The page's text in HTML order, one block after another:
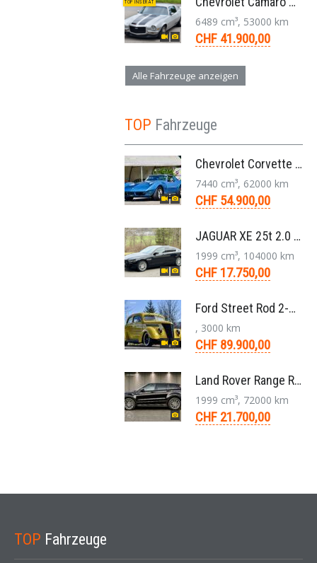
TOP INSERAT
6489 cm³, 53000 km
CHF 41.900,00
Alle Fahrzeuge anzeigen
TOP Fahrzeuge
Chevrolet Corvette Stingray Targa C3 454-V8 4-Gang 1974
7440 cm³, 62000 km
CHF 54.900,00
JAGUAR XE 25t 2.0 Portfolio AWD 8-Gang-Aut. 2018
1999 cm³, 104000 km
CHF 17.750,00
Ford Street Rod 2-Door V8 Aut. 1937
, 3000 km
CHF 89.900,00
Land Rover Range Rover Evoque Compact SUV 2.0 TD4 SE AT9 2017
1999 cm³, 72000 km
CHF 21.700,00
TOP Fahrzeuge